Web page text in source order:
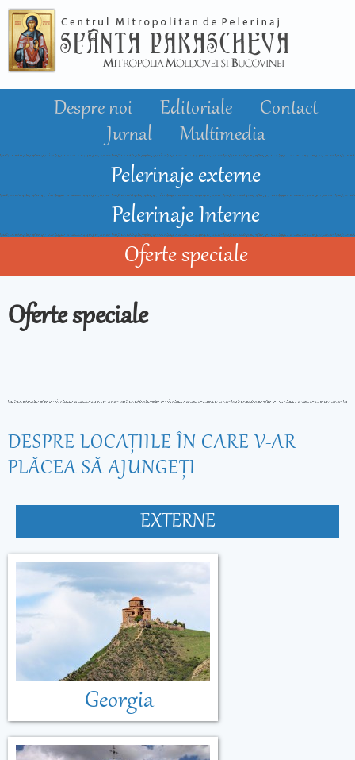
conţinutul
principal
Despre noi Editoriale
Contact
Jurnal
Multimedia
Pelerinaje externe
Pelerinaje Interne
Oferte speciale
Oferte speciale
DESPRE LOCAŢIILE ÎN CARE V-AR
PLĂCEA SĂ AJUNGEŢI
EXTERNE
Georgia